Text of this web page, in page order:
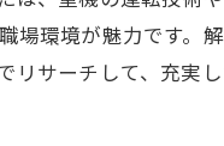
環境が魅力です。
サーチして、充実